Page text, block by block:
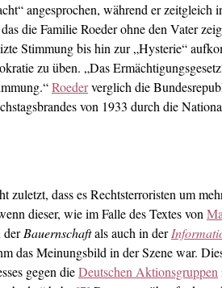
angesprochen, während er zeitgleich
die Familie Roeder ohne den Vater
Stimmung bis hin zur „Hysterie“
zu üben. „Das
Roederverglich die
von 1933 durch die
dass es Rechtsterroristen um
dieser, wie im Falle des Textes von
derBauernschaftals auch in der
das Meinungsbild in der Szene war.
gegen dieDeutschen Aktionsgruppen